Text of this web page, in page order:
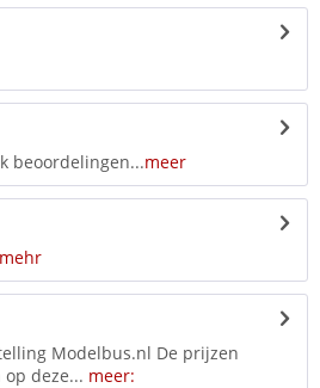
beoordelingen...meer
mehr
Modelbus.nl De prijzen
deze... meer: